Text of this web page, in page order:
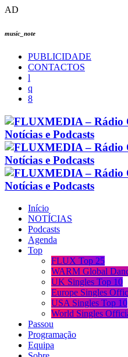
AD
music_note
PUBLICIDADE
CONTACTOS
Início
NOTÍCIAS
Podcasts
Agenda
Top
FLUX Top 25
WARM Global
UK Singles Top 10
Europe Singles
USA Singles Top 10
World Singles
Passou
Programação
Equipa